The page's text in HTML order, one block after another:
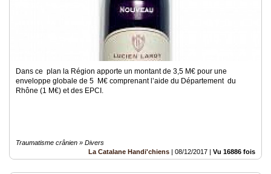
Dans ce plan la Région apporte un montant de 3,5 M€ pour une
enveloppe globale de 5 M€ comprenant l’aide du Département du
Rhône (1 M€) et des EPCI.
Traumatisme crânien » Divers
La Catalane Handi'chiens | 08/12/2017 | Vu 16886 fois